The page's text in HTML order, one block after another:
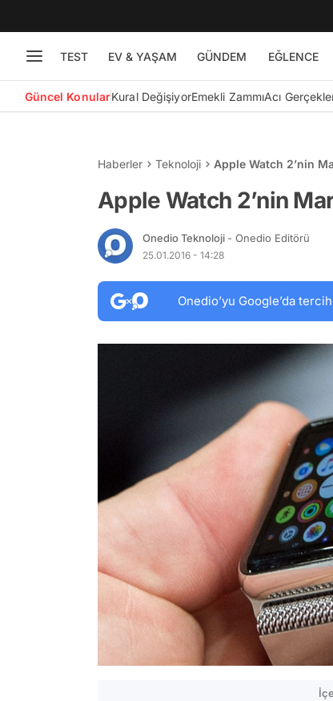
TEST EV & YAŞAM GÜNDEM EĞLENCE
Güncel KonularKural DeğişiyorEmekli ZammıAcı
Haberler Teknoloji Apple Watch 2’nin
Apple Watch 2’nin
Onedio Teknoloji - Onedio Editörü
25.01.2016 - 14:28
Onedio’yu Google’da